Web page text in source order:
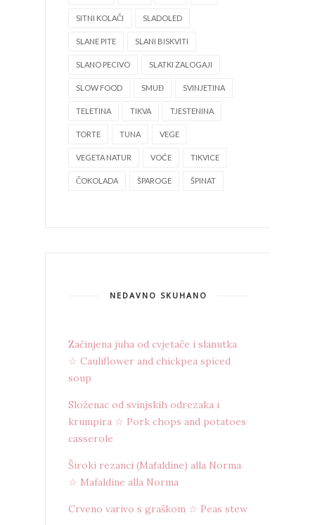
SITNI KOLAČI SLADOLED
SLANE PITE SLANI BISKVITI
SLANO PECIVO SLATKI ZALOGAJI
SLOW FOOD SMUĐ SVINJETINA
TELETINA TIKVA TJESTENINA
TORTE TUNA VEGE
VEGETA NATUR VOĆE TIKVICE
ČOKOLADA ŠPAROGE ŠPINAT
NEDAVNO SKUHANO
Začinjena juha od cvjetače i slanutka
☆ Cauliflower and chickpea spiced
soup
Složenac od svinjskih odrezaka i
krumpira ☆ Pork chops and potatoes
casserole
Široki rezanci (Mafaldine) alla Norma
☆ Mafaldine alla Norma
Crveno varivo s graškom ☆ Peas stew